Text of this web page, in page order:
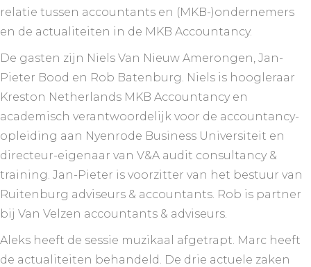
relatie tussen accountants en (MKB-)ondernemers
en de actualiteiten in de MKB Accountancy.
De gasten zijn Niels Van Nieuw Amerongen, Jan-
Pieter Bood en Rob Batenburg. Niels is hoogleraar
Kreston Netherlands MKB Accountancy en
academisch verantwoordelijk voor de accountancy-
opleiding aan Nyenrode Business Universiteit en
directeur-eigenaar van V&A audit consultancy &
training. Jan-Pieter is voorzitter van het bestuur van
Ruitenburg adviseurs & accountants. Rob is partner
bij Van Velzen accountants & adviseurs.
Aleks heeft de sessie muzikaal afgetrapt. Marc heeft
de actualiteiten behandeld. De drie actuele zaken